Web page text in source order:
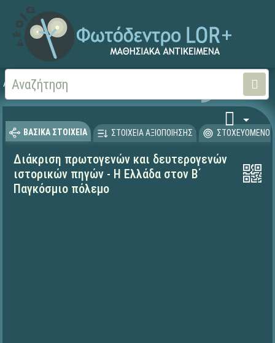
Αρχική
ΒΑΣΙΚΑ ΣΤΟΙΧΕΙΑ ΣΤΟΙΧΕΙΑ ΑΞΙΟΠΟΙΗΣΗΣ ΣΤΟΧΕΥΟΜΕΝΟ
Διάκριση πρωτογενών και δευτερογενών
ιστορικών πηγών - Η Ελλάδα στον Β΄
Παγκόσμιο πόλεμο